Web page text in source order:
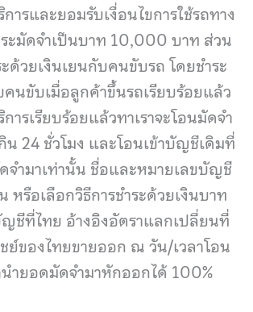
ารและยอมรับเงื่อนไขการใช้รถทาง
ระมัดจำเป็นบาท 10,000 บาท ส่วน
ด้วยเงินเยนกับคนขับรถ โดยชำระ
นขับเมื่อลูกค้าขึ้นรถเรียบร้อยแล้ว
ารเรียบร้อยแล้วทาเราจะโอนมัดจำ
น 24 ชั่วโมง และโอนเข้าบัญชีเดิมที่
จำมาเท่านั้น ชื่อและหมายเลขบัญชี
หรือเลือกวิธีการชำระด้วยเงินบาท
ญชีที่ไทย อ้างอิงอัตราแลกเปลี่ยนที่
ของไทยขายออก ณ วัน/เวลาโอน
ำยอดมัดจำมาหักออกได้ 100%